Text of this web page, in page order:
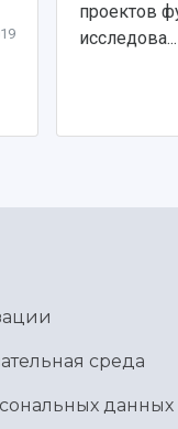
проектов
исследова...
среда
данных